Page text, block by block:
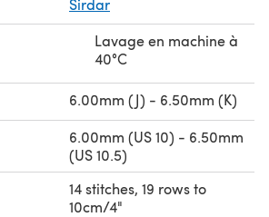
Sirdar
Lavage en machine à
40°C
6.00mm (J) - 6.50mm (K)
6.00mm (US 10) - 6.50mm
(US 10.5)
14 stitches, 19 rows to
10cm/4"